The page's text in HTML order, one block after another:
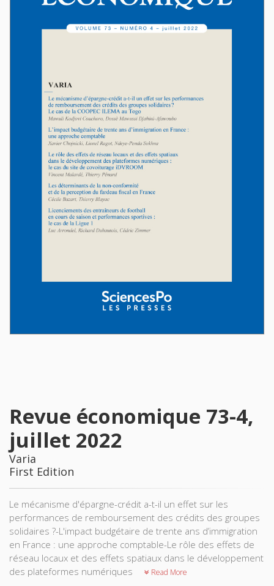
Revue économique 73-4,
juillet 2022
Varia
First Edition
Le mécanisme d'épargne-crédit a-t-il un effet sur les
performances de remboursement des crédits des groupes
solidaires ?-L'impact budgétaire de trente ans d’immigration
en France : une approche comptable-Le rôle des effets de
réseau locaux et des effets spatiaux dans le développement
des plateformes numériques
Read More